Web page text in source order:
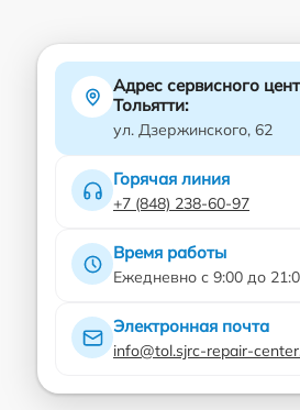
Адрес сервисного
Тольятти:
ул. Дзержинского, 62
Горячая линия
+7 (848) 238-60-97
Время работы
Ежедневно с 9:00 до
Электронная почта
info@tol.sjrc-repair-